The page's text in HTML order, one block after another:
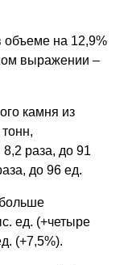
объеме на 12,9%
выражении –
камня из
раза, до 91
до 96 ед.
ед. (+четыре
(+7,5%).